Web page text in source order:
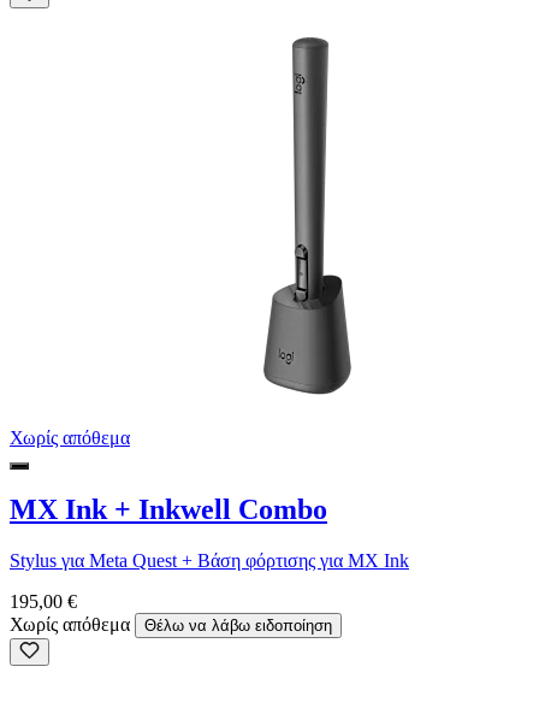
Χωρίς απόθεμα
MX Ink + Inkwell Combo
Stylus για Meta Quest + Βάση φόρτισης για MX Ink
195,00 €
Χωρίς απόθεμα
Θέλω να λάβω ειδοποίηση